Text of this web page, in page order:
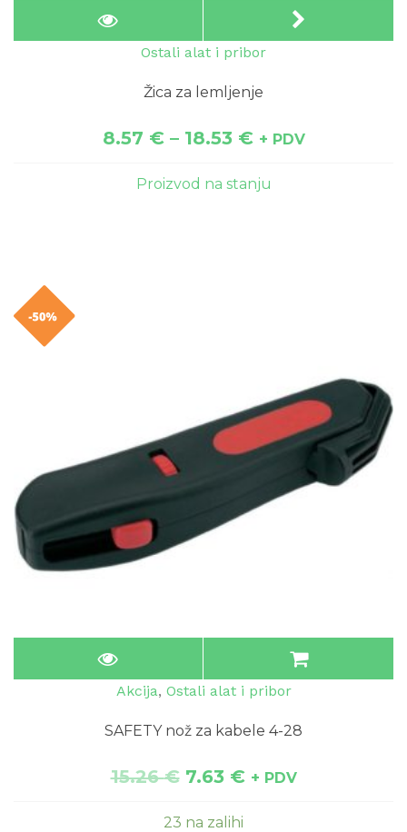
Ostali alat i pribor
Žica za lemljenje
8.57 €– 18.53 € + PDV
Proizvod na stanju
Akcija, Ostali alat i pribor
SAFETY nož za kabele 4-28
15.26€ 7.63 € + PDV
23 na zalihi